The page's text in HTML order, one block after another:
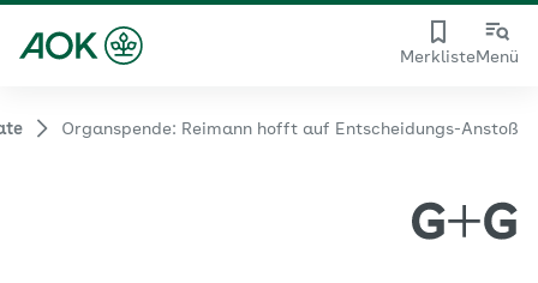
MerklisteMenü
Organspende: Reimann hofft auf Entscheidungs-Anstoß